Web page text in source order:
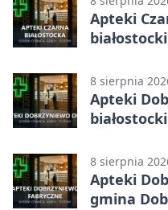
Apteki
8 sierpnia
Apteki
8 sierpnia
Apteki
gmina